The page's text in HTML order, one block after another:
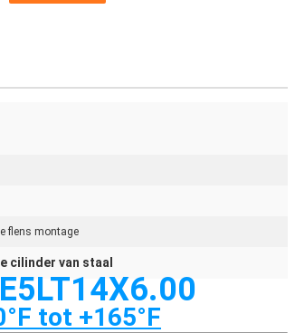
flens montage
cilinder van staal
tot +165°F